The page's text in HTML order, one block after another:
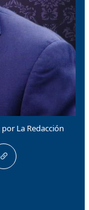
por La Redacción